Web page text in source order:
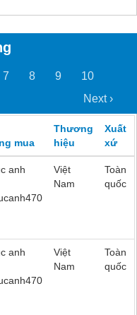
7 8 9
10
Next ›
mua
Thương
hiệu
Xuất
xứ
anh
Việt
Nam
Toàn
quốc
anh
Việt
Nam
Toàn
quốc